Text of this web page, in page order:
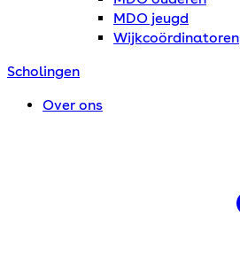
MDO jeugd
Wijkcoördinatoren
Scholingen
Over ons